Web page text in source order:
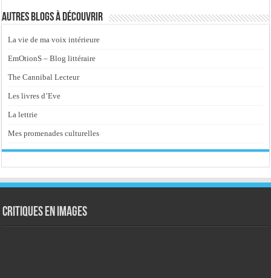
Autres blogs à découvrir
La vie de ma voix intérieure
EmOtionS – Blog littéraire
The Cannibal Lecteur
Les livres d’Eve
La lettrie
Mes promenades culturelles
Critiques en images